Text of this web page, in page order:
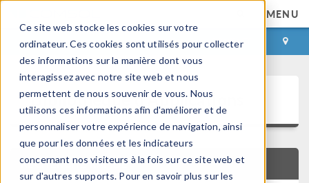
Ce site web stocke les cookies sur votre
ordinateur. Ces cookies sont utilisés pour collecter
des informations sur la manière dont vous
interagissez avec notre site web et nous
permettent de nous souvenir de vous. Nous
utilisons ces informations afin d'améliorer et de
personnaliser votre expérience de navigation, ainsi
que pour les données et les indicateurs
concernant nos visiteurs à la fois sur ce site web et
sur d'autres supports. Pour en savoir plus sur les
MENU
CONNEXION CONTACT
Bibliothèque d'Applications
RECHERCHE RAPIDE